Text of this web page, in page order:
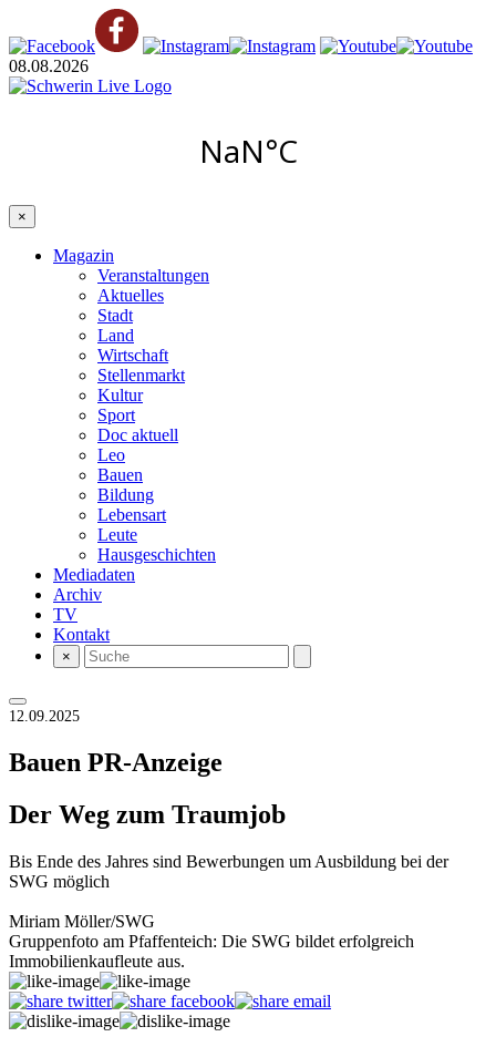
08.08.2026
×
Magazin
Veranstaltungen
Aktuelles
Stadt
Land
Wirtschaft
Stellenmarkt
Kultur
Sport
Doc aktuell
Leo
Bauen
Bildung
Lebensart
Leute
Hausgeschichten
Mediadaten
Archiv
TV
Kontakt
×
12.09.2025
Bauen PR-Anzeige
Der Weg zum Traumjob
Bis Ende des Jahres sind Bewerbungen um Ausbildung bei der
SWG möglich
Miriam Möller/SWG
Gruppenfoto am Pfaffenteich: Die SWG bildet erfolgreich
Immobilienkaufleute aus.